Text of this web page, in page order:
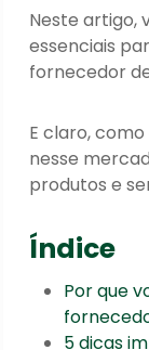
Neste artigo,
essenciais
fornecedor
E claro,
nesse
produtos e
Índice
Por que
5 dicas